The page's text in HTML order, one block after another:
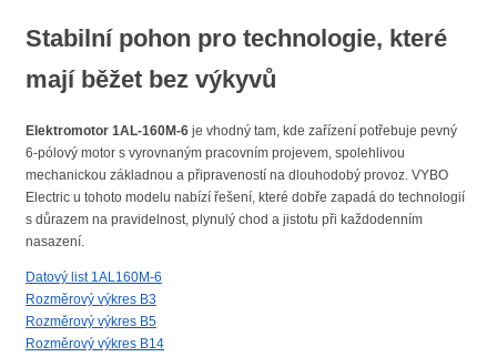
Stabilní pohon pro technologie, které
mají běžet bez výkyvů
Elektromotor 1AL-160M-6 je vhodný tam, kde zařízení potřebuje pevný
6-pólový motor s vyrovnaným pracovním projevem, spolehlivou
mechanickou základnou a připraveností na dlouhodobý provoz. VYBO
Electric u tohoto modelu nabízí řešení, které dobře zapadá do technologií
s důrazem na pravidelnost, plynulý chod a jistotu při každodenním
nasazení.
Datový list 1AL160M-6
Rozměrový výkres B3
Rozměrový výkres B5
Rozměrový výkres B14